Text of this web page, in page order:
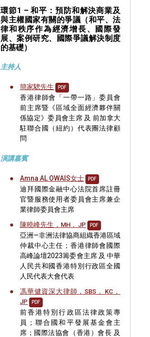
環節1 – 和平：預防和解決商業及
與主權國家有關的爭議（和平、法
律和秩序作為經濟增長、國際發
展、案例研究、國際爭議解決制度
的基礎）
主持人
簡家驄先生 PDF
香港律師會「一帶一路」委員會
前主席暨《區域全面經濟夥伴關
係協定》委員會主席 及 前加拿大
駐聯合國（紐約）代表團法律顧
問
演講嘉賓
Amna AL OWAIS女士 PDF
迪拜國際金融中心法院首席註冊
官暨服務使用者委員會主席兼企
業律師委員會主席
陳曉峰先生， MH， JP PDF
亞洲—非洲法律協商組織香港區域
仲裁中心主任；香港律師會國際
高峰論壇2023籌委會主席 及 中華
人民共和國香港特別行政區全國
人民代表大會代表
馮華健資深大律師，SBS， KC，
JP
PDF
前香港特別行政區法律政策專
員；聯合國和平發展基金會主
席；國際法協會（香港）會長 及